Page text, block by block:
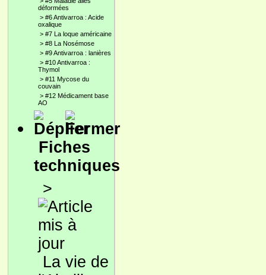
déformées
> #6 Antivarroa : Acide
oxalique
> #7 La loque américaine
> #8 La Nosémose
> #9 Antivarroa : lanières
> #10 Antivarroa :
Thymol
> #11 Mycose du
couvain
> #12 Médicament base
AO
Fiches
techniques
>
La vie de